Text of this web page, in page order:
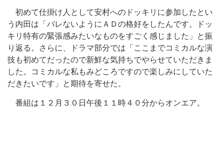
初めて仕掛け人として安村へのドッキリに参加したとい
う内田は「バレないようにＡＤの格好をしたんです。ドッ
キリ特有の緊張感みたいなものをすごく感じました」と振
り返る。さらに、ドラマ部分では「ここまでコミカルな演
技も初めてだったので新鮮な気持ちでやらせていただきま
した。コミカルな私もみどころですので楽しみにしていた
だきたいです」と期待を寄せた。
番組は１２月３０日午後１１時４０分からオンエア。